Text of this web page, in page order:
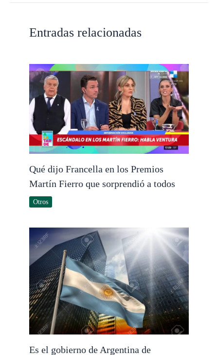
Entradas relacionadas
Qué dijo Francella en los Premios
Martín Fierro que sorprendió a todos
Otros
Es el gobierno de Argentina de